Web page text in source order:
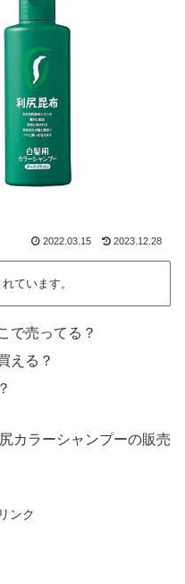
2022.03.15 2023.12.28
ています。
で売ってる？
える？
カラーシャンプーの販売
ンク